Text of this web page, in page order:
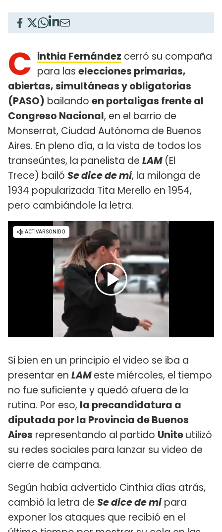
C inthia Fernández cerró su compaña
para las elecciones primarias,
abiertas, simultáneas y obligatorias
(PASO) ​ bailando en portaligas frente al
Congreso Nacional, en el barrio de
Monserrat, Ciudad Autónoma de Buenos
Aires. En pleno día, a la vista de todos los
transeúntes, la panelista de LAM (El
Trece) bailó Se dice de mí, la milonga de
1934 popularizada Tita Merello en 1954,
pero cambiándole la letra.
Si bien en un principio el video se iba a
presentar en LAMeste miércoles, el tiempo
no fue suficiente y quedó afuera de la
rutina. Por eso, la precandidatura a
diputada por la Provincia de Buenos
Aires representando al partido Uniteutilizó
su redes sociales para lanzar su video de
cierre de campana.
Según había advertido Cinthia días atrás,
cambió la letra de Se dice de mipara
exponer los ataques que recibió en el